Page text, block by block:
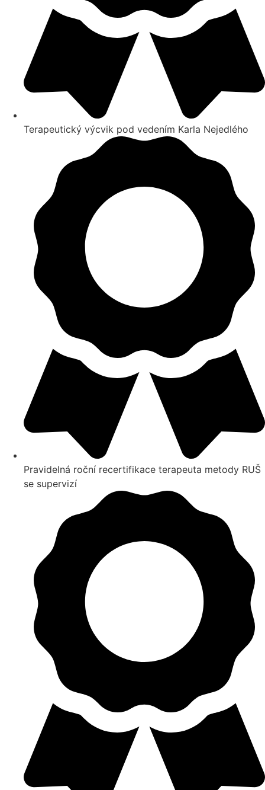
Terapeutický výcvik pod vedením Karla Nejedlého
Pravidelná roční recertifikace terapeuta metody RUŠ
se supervizí